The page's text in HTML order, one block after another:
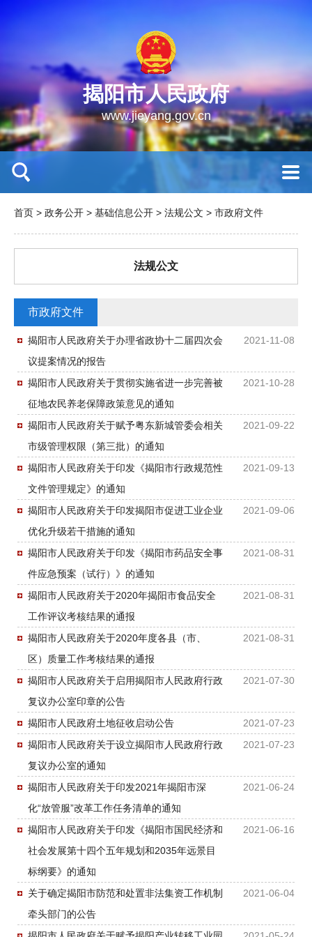
揭阳市人民政府
www.jieyang.gov.cn
首页 > 政务公开 > 基础信息公开 > 法规公文 > 市政府文件
法规公文
市政府文件
2021-11-08
揭阳市人民政府关于办理省政协十二届四次会
议提案情况的报告
2021-10-28
揭阳市人民政府关于贯彻实施省进一步完善被
征地农民养老保障政策意见的通知
2021-09-22
揭阳市人民政府关于赋予粤东新城管委会相关
市级管理权限（第三批）的通知
2021-09-13
揭阳市人民政府关于印发《揭阳市行政规范性
文件管理规定》的通知
2021-09-06
揭阳市人民政府关于印发揭阳市促进工业企业
优化升级若干措施的通知
2021-08-31
揭阳市人民政府关于印发《揭阳市药品安全事
件应急预案（试行）》的通知
2021-08-31
揭阳市人民政府关于2020年揭阳市食品安全
工作评议考核结果的通报
2021-08-31
揭阳市人民政府关于2020年度各县（市、
区）质量工作考核结果的通报
2021-07-30
揭阳市人民政府关于启用揭阳市人民政府行政
复议办公室印章的公告
2021-07-23
揭阳市人民政府土地征收启动公告
2021-07-23
揭阳市人民政府关于设立揭阳市人民政府行政
复议办公室的通知
2021-06-24
揭阳市人民政府关于印发2021年揭阳市深
化“放管服”改革工作任务清单的通知
2021-06-16
揭阳市人民政府关于印发《揭阳市国民经济和
社会发展第十四个五年规划和2035年远景目
标纲要》的通知
2021-06-04
关于确定揭阳市防范和处置非法集资工作机制
牵头部门的公告